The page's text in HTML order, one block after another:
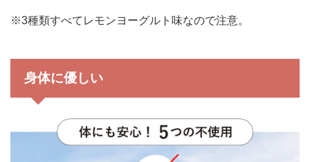
※3種類すべてレモンヨーグルト味なので注意。
身体に優しい